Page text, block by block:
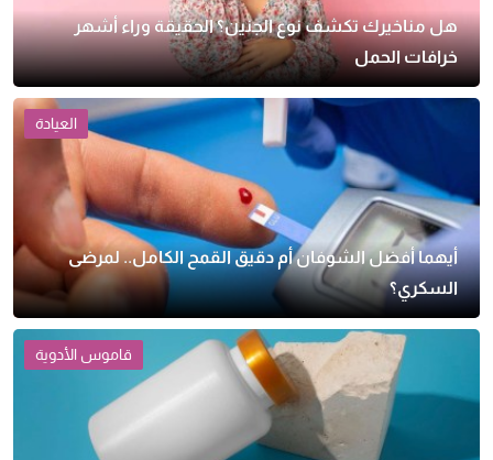
هل مناخيرك تكشف نوع الجنين؟ الحقيقة وراء أشهر
خرافات الحمل
العيادة
أيهما أفضل الشوفان أم دقيق القمح الكامل.. لمرضى
السكري؟
قاموس الأدوية